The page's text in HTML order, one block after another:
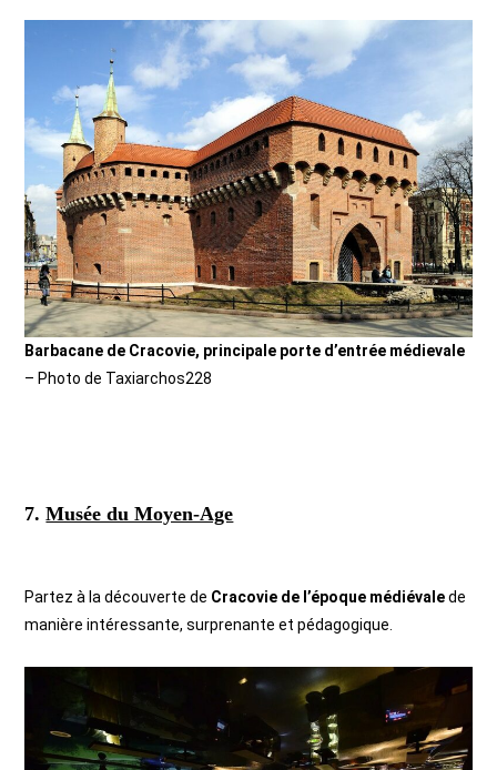
Barbacane de Cracovie, principale porte d’entrée médievale
– Photo de Taxiarchos228
7.Musée du Moyen-Age
Partez à la découverte de Cracovie de l’époque médiévalede
manière intéressante, surprenante et pédagogique.